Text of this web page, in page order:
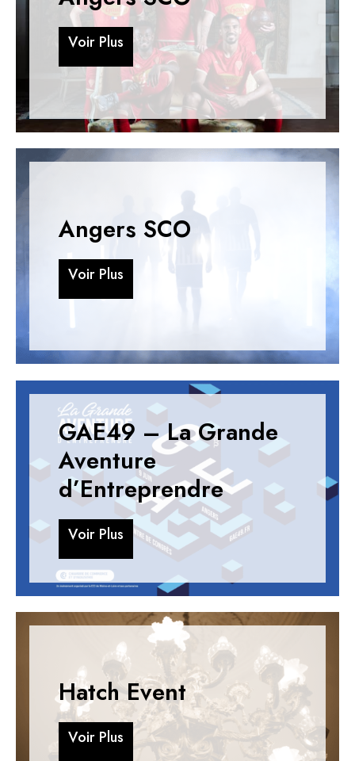
Voir Plus
Voir Plus
Angers SCO
Voir Plus
Voir Plus
GAE49 – La Grande
Aventure
d’Entreprendre
Voir Plus
Voir Plus
Hatch Event
Voir Plus
Voir Plus